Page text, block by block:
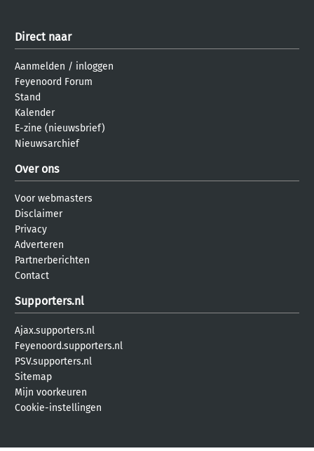
Direct naar
Aanmelden / inloggen
Feyenoord Forum
Stand
Kalender
E-zine (nieuwsbrief)
Nieuwsarchief
Over ons
Voor webmasters
Disclaimer
Privacy
Adverteren
Partnerberichten
Contact
Supporters.nl
Ajax.supporters.nl
Feyenoord.supporters.nl
PSV.supporters.nl
Sitemap
Mijn voorkeuren
Cookie-instellingen